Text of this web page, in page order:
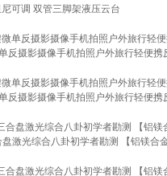
可调 双管三脚架液压云台
摄影摄像手机拍照户外旅行轻便
摄影摄像手机拍照户外旅行轻便
激光综合八卦初学者勘测 【铝镁合